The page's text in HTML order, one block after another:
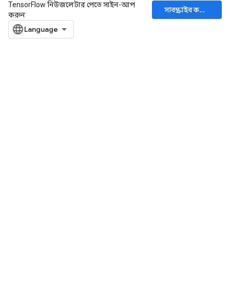
TensorFlow নিউজলেটার পেতে সাইন-আপ
করুন
সাবস্ক্রাইব করুন